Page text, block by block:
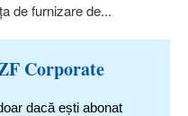
de furnizare de...
Corporate
dacă ești abonat